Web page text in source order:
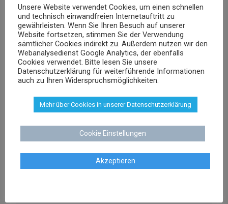
Dr. Stephan Schenk
Rechtsanwalt und Fachanwalt für gewerblichen
Rechtsschutz
EMAIL sschenk@dr-schenk.net
TEL 0421 566 38 780
Agnieszka Schenk
Rechtsanwältin
Unsere Website verwendet Cookies, um einen schnellen
und technisch einwandfreien Internetauftritt zu
gewährleisten. Wenn Sie Ihren Besuch auf unserer
Website fortsetzen, stimmen Sie der Verwendung
sämtlicher Cookies indirekt zu. Außerdem nutzen wir den
Webanalysedienst Google Analytics, der ebenfalls
Cookies verwendet. Bitte lesen Sie unsere
Datenschutzerklärung für weiterführende Informationen
auch zu Ihren Widerspruchsmöglichkeiten.
Mehr über Cookies in unserer Datenschutzerklärung
Cookie Einstellungen
Akzeptieren